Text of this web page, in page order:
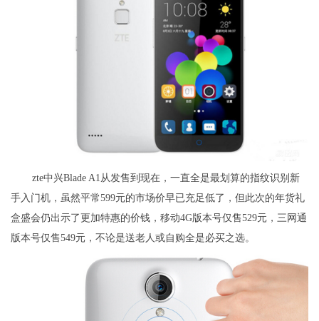
zte中兴Blade A1从发售到现在，一直全是最划算的指纹识别新
手入门机，虽然平常599元的市场价早已充足低了，但此次的年货礼
盒盛会仍出示了更加特惠的价钱，移动4G版本号仅售529元，三网通
版本号仅售549元，不论是送老人或自购全是必买之选。